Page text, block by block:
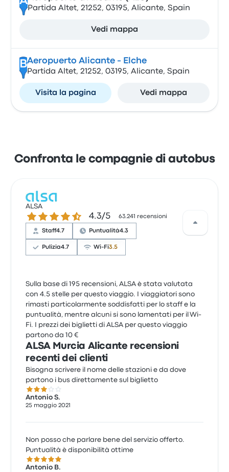
Partida Altet, 21252, 03195, Alicante, Spain
Vedi mappa
BAeropuerto Alicante - Elche
Partida Altet, 21252, 03195, Alicante, Spain
Visita la pagina Vedi mappa
Confronta le compagnie di autobus
ALSA
4.3 su 5 stelle 4.3/5 63.241 recensioni
Staff4.7 Puntualità4.3
Pulizia4.7 Wi-Fi3.5
Sulla base di 195 recensioni, ALSA è stata valutata
con 4.5 stelle per questo viaggio. I viaggiatori sono
rimasti particolarmente soddisfatti per lo staff e la
puntualità, mentre alcuni si sono lamentati per il Wi-
Fi. I prezzi dei biglietti di ALSA per questo viaggio
partono da 10 €
ALSA Murcia Alicante recensioni
recenti dei clienti
Bisogna scrivere il nome delle stazioni e da dove
partono i bus direttamente sul biglietto
3.0 su 5 stelle
Antonio S.
25 maggio 2021
Non posso che parlare bene del servizio offerto.
Puntualità è disponibilità ottime
5.0 su 5 stelle
Antonio B.